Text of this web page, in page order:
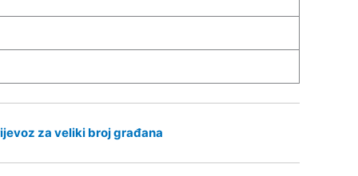
za veliki broj građana